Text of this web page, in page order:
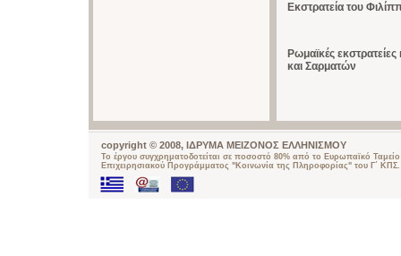
Εκστρατεία του
Ρωμαϊκές
και Σαρματών
copyright © 2008, ΙΔΡΥΜΑ ΜΕΙΖΟΝΟΣ ΕΛΛΗΝΙΣΜΟΥ
Το έργου συγχρηματοδοτείται σε ποσοστό 80% από το Ευρωπαϊκό
Επιχειρησιακού Προγράμματος "Κοινωνία της Πληροφορίας" του Γ΄ ΚΠΣ.